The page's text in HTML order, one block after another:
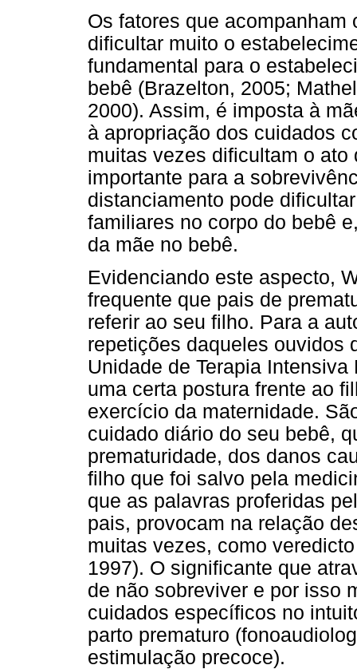
Os fatores que
dificultar muito o
fundamental para o
bebê (Brazelton, 2005;
2000). Assim, é imposta à
à apropriação dos cuidados
muitas vezes dificultam o ato
importante para a
distanciamento pode
familiares no corpo do bebê
da mãe no bebê.
Evidenciando este aspecto,
frequente que pais de
referir ao seu filho. Para a
repetições daqueles ouvidos
Unidade de Terapia
uma certa postura frente ao
exercício da maternidade.
cuidado diário do seu bebê,
prematuridade, dos danos
filho que foi salvo pela
que as palavras proferidas
pais, provocam na relação
muitas vezes, como
1997). O significante que
de não sobreviver e por isso
cuidados específicos no
parto prematuro
estimulação precoce).